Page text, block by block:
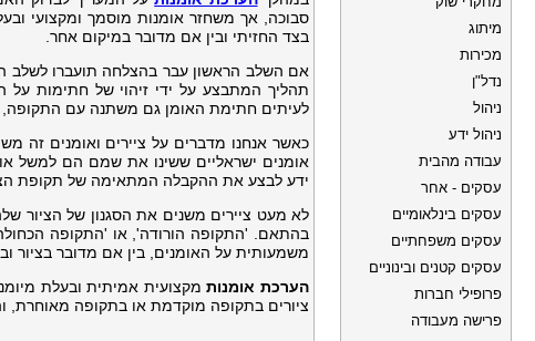
סבוכה, אך משחזר אומנות מוסמך ומקצועי
בצד החזיתי ובין אם מדובר במיקום אחר.
אם השלב הראשון עבר בהצלחה תועברו לשלב
תהליך המתבצע על ידי זיהוי של חתימות על
לעיתים חתימת האומן גם משתנה עם התקופה,
כאשר אנחנו מדברים על ציירים ואומנים זה
אומנים ישראליים ששינו את שמם הם למשל
ידע לבצע את ההקבלה המתאימה של תקופת
לא מעט ציירים משנים את הסגנון של הציור
בהתאם. 'התקופה הורודה', או 'התקופה
משמעותית על האומנים, בין אם מדובר בציור
הערכת אומנותמקצועית אמיתית ובעלת
ציורים בתקופה מוקדמת או בתקופה מאוחרת,
מיתוג
מכירות
נדל"ן
ניהול
ניהול ידע
עבודה מהבית
עסקים - אחר
עסקים בינלאומיים
עסקים משפחתיים
עסקים קטנים ובינוניים
פרופילי חברות
פרישה מעבודה